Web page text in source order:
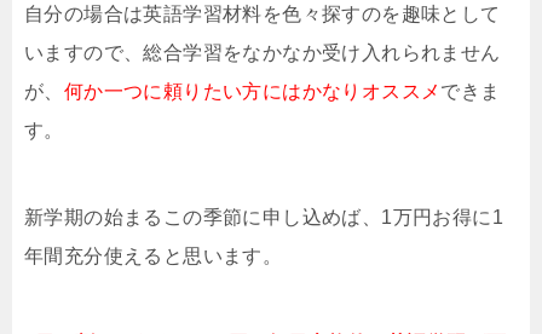
自分の場合は英語学習材料を色々探すのを趣味として
いますので、総合学習をなかなか受け入れられません
が、 何か一つに頼りたい方にはかなりオススメ できま
す。
新学期の始まるこの季節に申し込めば、1万円お得に1
年間充分使えると思います。